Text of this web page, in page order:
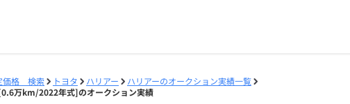
価格 検索 トヨタ ハリアー
ハリアーのオークション実績一覧
万km/2022年式]のオークション実績